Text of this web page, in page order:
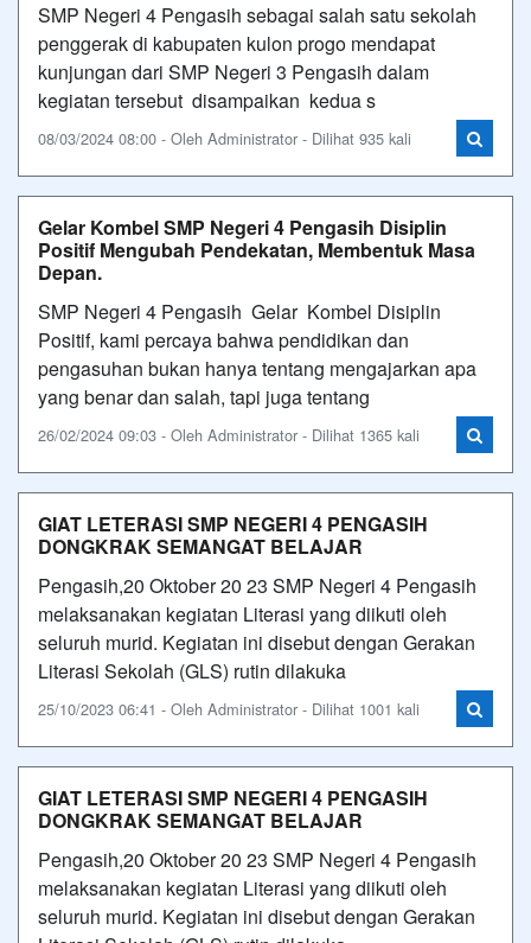
SMP Negeri 4 Pengasih sebagai salah satu sekolah
penggerak di kabupaten kulon progo mendapat
kunjungan dari SMP Negeri 3 Pengasih dalam
kegiatan tersebut disampaikan kedua s
08/03/2024 08:00 - Oleh Administrator - Dilihat 935 kali
Gelar Kombel SMP Negeri 4 Pengasih Disiplin
Positif Mengubah Pendekatan, Membentuk Masa
Depan.
SMP Negeri 4 Pengasih Gelar Kombel Disiplin
Positif, kami percaya bahwa pendidikan dan
pengasuhan bukan hanya tentang mengajarkan apa
yang benar dan salah, tapi juga tentang
26/02/2024 09:03 - Oleh Administrator - Dilihat 1365 kali
GIAT LETERASI SMP NEGERI 4 PENGASIH
DONGKRAK SEMANGAT BELAJAR
Pengasih,20 Oktober 20 23 SMP Negeri 4 Pengasih
melaksanakan kegiatan Literasi yang diikuti oleh
seluruh murid. Kegiatan ini disebut dengan Gerakan
Literasi Sekolah (GLS) rutin dilakuka
25/10/2023 06:41 - Oleh Administrator - Dilihat 1001 kali
GIAT LETERASI SMP NEGERI 4 PENGASIH
DONGKRAK SEMANGAT BELAJAR
Pengasih,20 Oktober 20 23 SMP Negeri 4 Pengasih
melaksanakan kegiatan Literasi yang diikuti oleh
seluruh murid. Kegiatan ini disebut dengan Gerakan